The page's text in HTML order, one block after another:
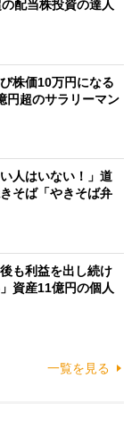
配当株投資の達人
株価10万円になる
円超のサラリーマン
人はいない！」道
そば「やきそば弁
も利益を出し続け
資産11億円の個人
一覧を見る